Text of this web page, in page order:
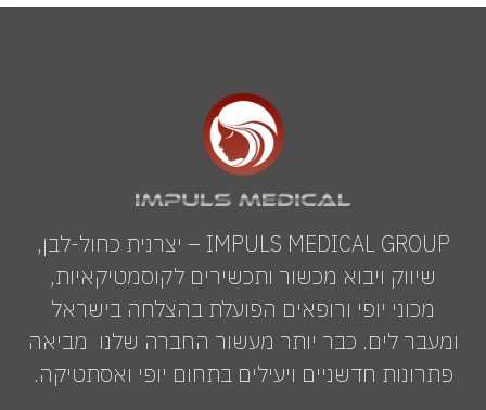
IMPULS MEDICAL GROUP – יצרנית כחול-לבן,
שיווק ויבוא מכשור ותכשירים לקוסמטיקאיות,
מכוני יופי ורופאים הפועלת בהצלחה בישראל
ומעבר לים. כבר יותר מעשור החברה שלנו מביאה
פתרונות חדשניים ויעילים בתחום יופי ואסתטיקה.